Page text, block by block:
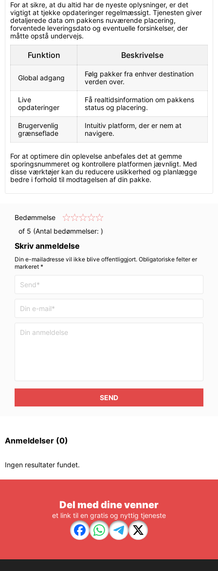
For at sikre, at du altid har de nyeste oplysninger, er det
vigtigt at tjekke opdateringer regelmæssigt. Tjenesten giver
detaljerede data om pakkens nuværende placering,
forventede leveringsdato og eventuelle forsinkelser, der
måtte opstå undervejs.
Funktion Beskrivelse
Global adgang
Følg pakker fra enhver destination
verden over.
Live
opdateringer
Få realtidsinformation om pakkens
status og placering.
Brugervenlig
grænseflade
Intuitiv platform, der er nem at
navigere.
For at optimere din oplevelse anbefales det at gemme
sporingsnummeret og kontrollere platformen jævnligt. Med
disse værktøjer kan du reducere usikkerhed og planlægge
bedre i forhold til modtagelsen af din pakke.
Bedømmelse
of 5 (Antal bedømmelser: )
Skriv anmeldelse
Din e-mailadresse vil ikke blive offentliggjort. Obligatoriske felter er
markeret *
SEND
Anmeldelser (0)
Ingen resultater fundet.
Del med dine venner
et link til en gratis og nyttig tjeneste